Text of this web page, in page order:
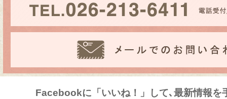
Facebookに「いいね！」して､最新情報を